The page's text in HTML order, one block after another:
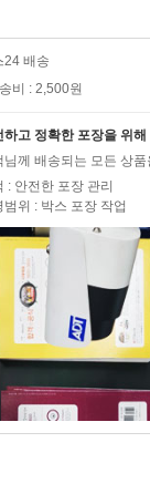
24 배송
비 : 2,500원
하고 정확한 포장을 위
님께 배송되는 모든 상
: 안전한 포장 관리
범위 : 박스 포장 작업